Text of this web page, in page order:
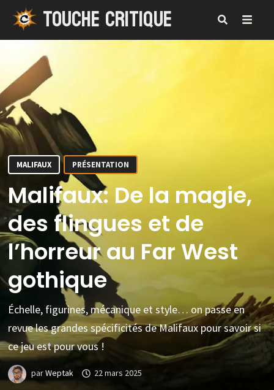
Passer
contenu
TOUCHE CRITIQUE
MALIFAUX PRÉSENTATION
Malifaux: De la magie,
des flingues et de
l’horreur au Far West
gothique
Échelle, figurines, mécanique et style… on passe en
revue les grandes spécificités de Malifaux pour savoir si
ce jeu est pour vous !
parWeptak 22 mars 2025